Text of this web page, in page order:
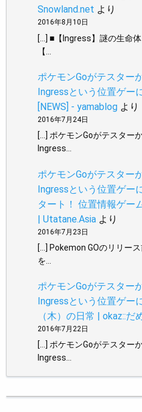
Snowland.net より
2016年8月10日
[…] ■【Ingress】謎の生命
【…
ポケモンGoがテスター
Ingressという位置ゲー
[NEWS] - yamablog より
2016年7月24日
[…] ポケモンGoがテスター
Ingress…
ポケモンGoがテスター
Ingressという位置ゲー
タート！ 位置情報ゲー
| Utatane.Asia より
2016年7月23日
[…] Pokemon GOのリリー
を…
ポケモンGoがテスター
Ingressという位置ゲー
（木）の日常 | okaz::だ
2016年7月22日
[…] ポケモンGoがテスター
Ingress…